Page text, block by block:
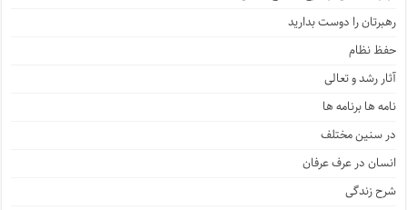
رهبرتان را دوست بدارید
حفظ نظام
آثار رشد و تعالی
نامه ها برنامه ها
در سنین مختلف
انسان در عرف عرفان
شرح زندگی